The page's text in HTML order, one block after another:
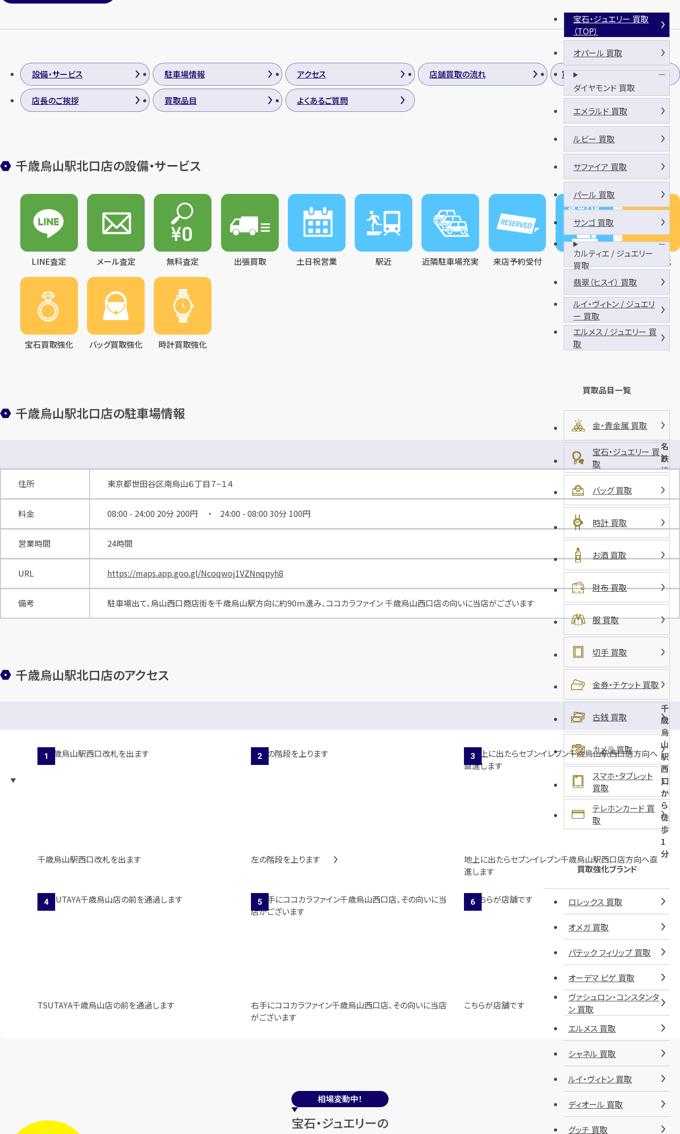
設備・サービス 駐車場情報 アクセス 店舗買取の流れ 買取方法
店長のご挨拶 買取品目 よくあるご質問
千歳烏山駅北口店の設備・サービス
LINE査定 メール査定 無料査定 出張買取 土日祝営業 駅近 近隣駐車場充実 来店予約受付 受付対応 金買取強化
宝石買取強化 バッグ買取強化 時計買取強化
千歳烏山駅北口店の駐車場情報
名
鉄
協
パ
ー
キ
ン
グ
南
烏
１
号
住所 東京都世田谷区南烏山６丁目７−１４
料金 08:00 - 24:00 20分 200円 ・ 24:00 - 08:00 30分 100円
営業時間 24時間
URL https://maps.app.goo.gl/Ncoqwoj1VZNnqpyh8
備考 駐車場出て、烏山西口商店街を千歳烏山駅方向に約90ｍ進み、ココカラファイン 千歳烏山西口店の向いに当店がございます
千歳烏山駅北口店のアクセス
千
歳
烏
山
駅
西
口
か
ら
徒
歩
1
分
千歳烏山駅西口改札を出ます 左の階段を上ります
地上に出たらセブンイレブン千歳烏山駅西口店方向へ直
進します
TSUTAYA千歳烏山店の前を通過します
右手にココカラファイン千歳烏山西口店、その向いに当店
がございます
こちらが店舗です
相場変動中！
宝石・ジュエリーの
宝石・ジュエリー 買取
（TOP）
オパール 買取
ダイヤモンド 買取
エメラルド 買取
ルビー 買取
サファイア 買取
パール 買取
サンゴ 買取
カルティエ / ジュエリー
買取
翡翠（ヒスイ） 買取
ルイ・ヴィトン / ジュエリ
ー 買取
エルメス / ジュエリー 買
取
買取品目一覧
金・貴金属 買取
宝石・ジュエリー 買
取
バッグ 買取
時計 買取
お酒 買取
財布 買取
服 買取
切手 買取
金券・チケット 買取
古銭 買取
カメラ 買取
スマホ・タブレット
買取
テレホンカード 買
取
買取強化ブランド
ロレックス 買取
オメガ 買取
パテック フィリップ 買取
オーデマ ピゲ 買取
ヴァシュロン・コンスタンタ
ン 買取
エルメス 買取
シャネル 買取
ルイ・ヴィトン 買取
ディオール 買取
グッチ 買取